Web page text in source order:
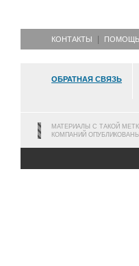
КОНТАКТЫ ПОМОЩЬ
ОБРАТНАЯ СВЯЗЬ
МАТЕРИАЛЫ С ТАКОЙ
КОМПАНИЙ